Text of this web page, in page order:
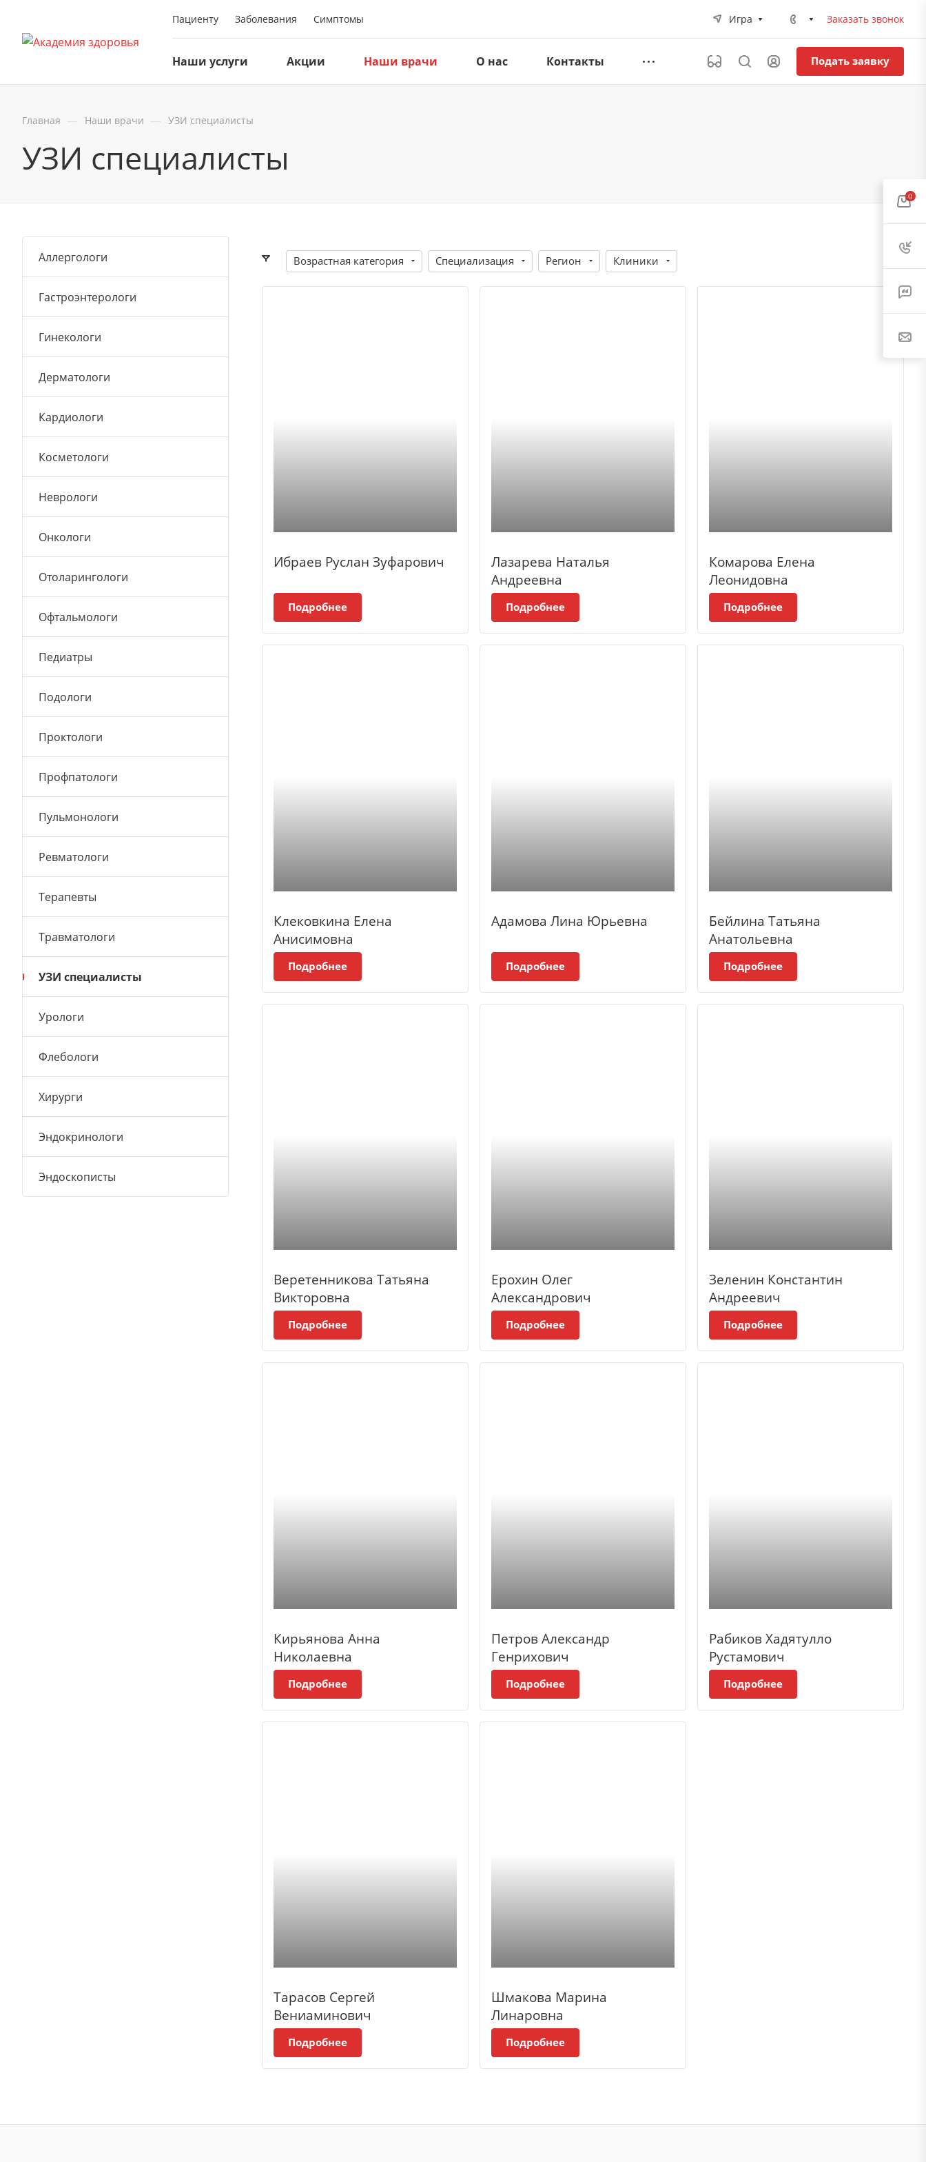
Пациенту Заболевания Симптомы Игра Заказать звонок
Наши услуги Акции Наши врачи О нас Контакты Подать заявку
Главная — Наши врачи — УЗИ специалисты
УЗИ специалисты
Возрастная категория Специализация Регион Клиники
Ибраев Руслан Зуфарович
Подробнее
Лазарева Наталья
Андреевна
Подробнее
Комарова Елена
Леонидовна
Подробнее
Клековкина Елена
Анисимовна
Подробнее
Адамова Лина Юрьевна
Подробнее
Бейлина Татьяна
Анатольевна
Подробнее
Веретенникова Татьяна
Викторовна
Подробнее
Ерохин Олег
Александрович
Подробнее
Зеленин Константин
Андреевич
Подробнее
Кирьянова Анна
Николаевна
Подробнее
Петров Александр
Генрихович
Подробнее
Рабиков Хадятулло
Рустамович
Подробнее
Тарасов Сергей
Вениаминович
Подробнее
Шмакова Марина
Линаровна
Подробнее
Аллергологи
Гастроэнтерологи
Гинекологи
Дерматологи
Кардиологи
Косметологи
Неврологи
Онкологи
Отоларингологи
Офтальмологи
Педиатры
Подологи
Проктологи
Профпатологи
Пульмонологи
Ревматологи
Терапевты
Травматологи
УЗИ специалисты
Урологи
Флебологи
Хирурги
Эндокринологи
Эндоскописты
0